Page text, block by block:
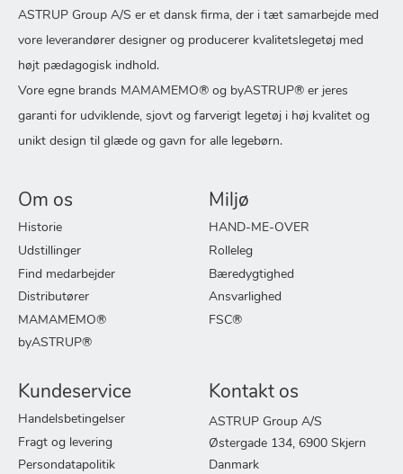
ASTRUP Group A/S er et dansk firma, der i tæt samarbejde med
vore leverandører designer og producerer kvalitetslegetøj med
højt pædagogisk indhold.
Vore egne brands MAMAMEMO® og byASTRUP® er jeres
garanti for udviklende, sjovt og farverigt legetøj i høj kvalitet og
unikt design til glæde og gavn for alle legebørn.
Om os
Historie
Udstillinger
Find medarbejder
Distributører
MAMAMEMO®
byASTRUP®
Miljø
HAND-ME-OVER
Rolleleg
Bæredygtighed
Ansvarlighed
FSC®
Kundeservice
Handelsbetingelser
Fragt og levering
Persondatapolitik
Kontakt os
ASTRUP Group A/S
Østergade 134, 6900 Skjern
Danmark